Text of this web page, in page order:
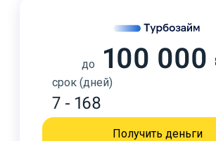
до 100 000
срок (дней)
7 - 168
Получить деньги